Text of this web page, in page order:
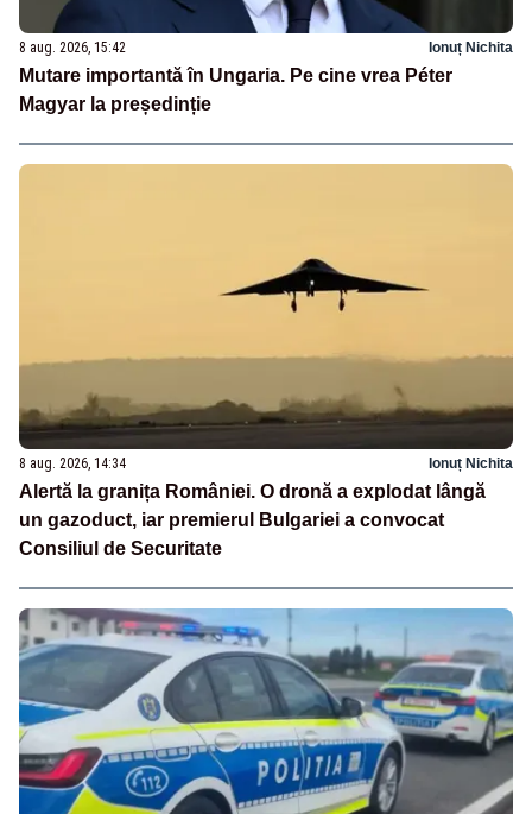
8 aug. 2026, 15:42 Ionuț Nichita
Mutare importantă în Ungaria. Pe cine vrea Péter
Magyar la președinție
8 aug. 2026, 14:34 Ionuț Nichita
Alertă la granița României. O dronă a explodat lângă
un gazoduct, iar premierul Bulgariei a convocat
Consiliul de Securitate